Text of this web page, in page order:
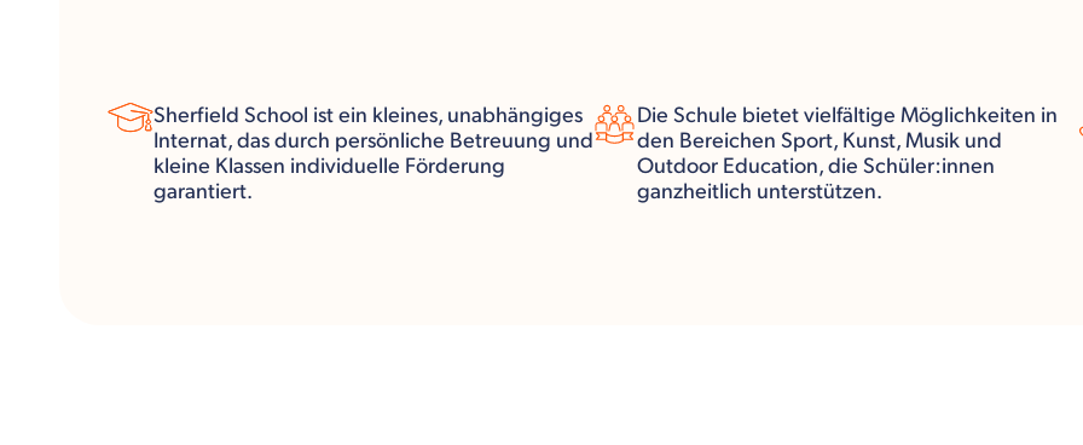
Sherfield School ist ein kleines, unabhängiges
Internat, das durch persönliche Betreuung und
kleine Klassen individuelle Förderung
garantiert.
Die Schule bietet vielfältige Möglichkeiten in
den Bereichen Sport, Kunst, Musik und
Outdoor Education, die Schüler:innen
ganzheitlich unterstützen.